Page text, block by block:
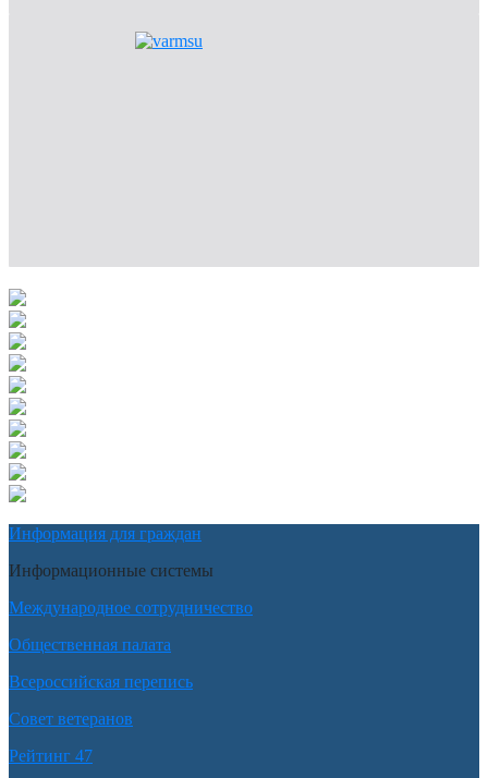
Информация для граждан
Информационные системы
Международное сотрудничество
Общественная палата
Всероссийская перепись
Совет ветеранов
Рейтинг 47